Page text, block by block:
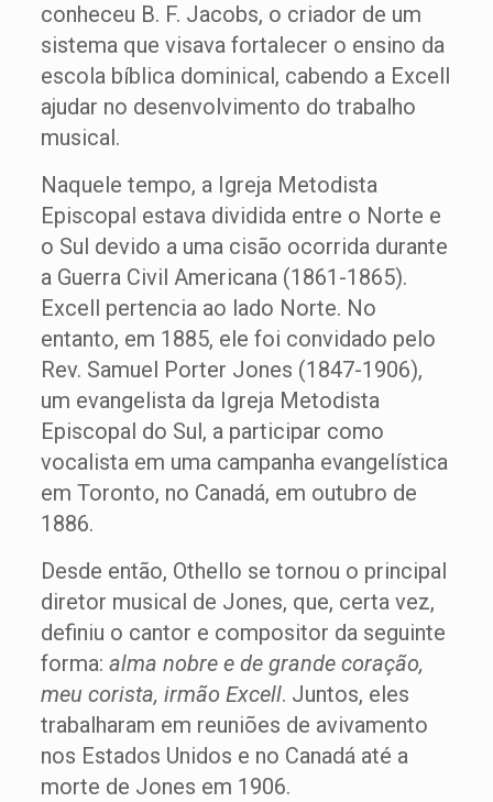
conheceu B. F. Jacobs, o criador de um
sistema que visava fortalecer o ensino da
escola bíblica dominical, cabendo a Excell
ajudar no desenvolvimento do trabalho
musical.
Naquele tempo, a Igreja Metodista
Episcopal estava dividida entre o Norte e
o Sul devido a uma cisão ocorrida durante
a Guerra Civil Americana (1861-1865).
Excell pertencia ao lado Norte. No
entanto, em 1885, ele foi convidado pelo
Rev. Samuel Porter Jones (1847-1906),
um evangelista da Igreja Metodista
Episcopal do Sul, a participar como
vocalista em uma campanha evangelística
em Toronto, no Canadá, em outubro de
1886.
Desde então, Othello se tornou o principal
diretor musical de Jones, que, certa vez,
definiu o cantor e compositor da seguinte
forma: alma nobre e de grande coração,
meu corista, irmão Excell. Juntos, eles
trabalharam em reuniões de avivamento
nos Estados Unidos e no Canadá até a
morte de Jones em 1906.